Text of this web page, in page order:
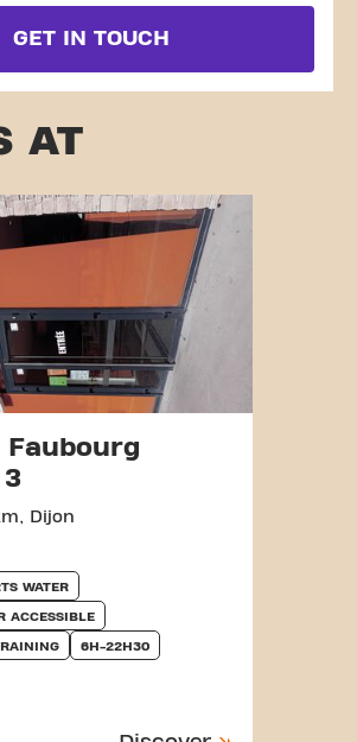
GET IN TOUCH
AT
Faubourg
Dijon
WATER
ACCESSIBLE
6H-22H30